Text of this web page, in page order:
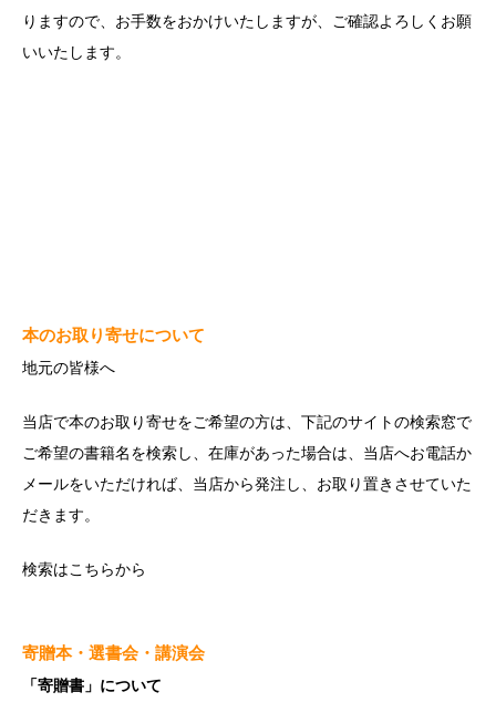
りますので、お手数をおかけいたしますが、ご確認よろしくお願
いいたします。
本のお取り寄せについて
地元の皆様へ
当店で本のお取り寄せをご希望の方は、下記のサイトの検索窓で
ご希望の書籍名を検索し、在庫があった場合は、当店へお電話か
メールをいただければ、当店から発注し、お取り置きさせていた
だきます。
検索はこちらから
寄贈本・選書会・講演会
「寄贈書」について